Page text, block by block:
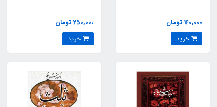
140,000 تومان
250,000 تومان